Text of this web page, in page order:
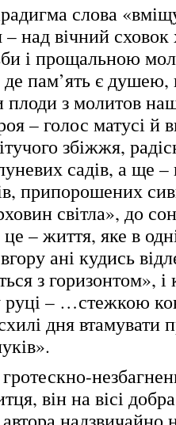
слова
над вічний сховок
і прощальною
пам’ять є
плоди з молитов
– голос матусі й
збіжжя,
садів, а ще –
припорошених
світла», до
це – життя, яке в
ані кудись
з горизонтом», і
руці – …стежкою
дня втамувати
він на вісі